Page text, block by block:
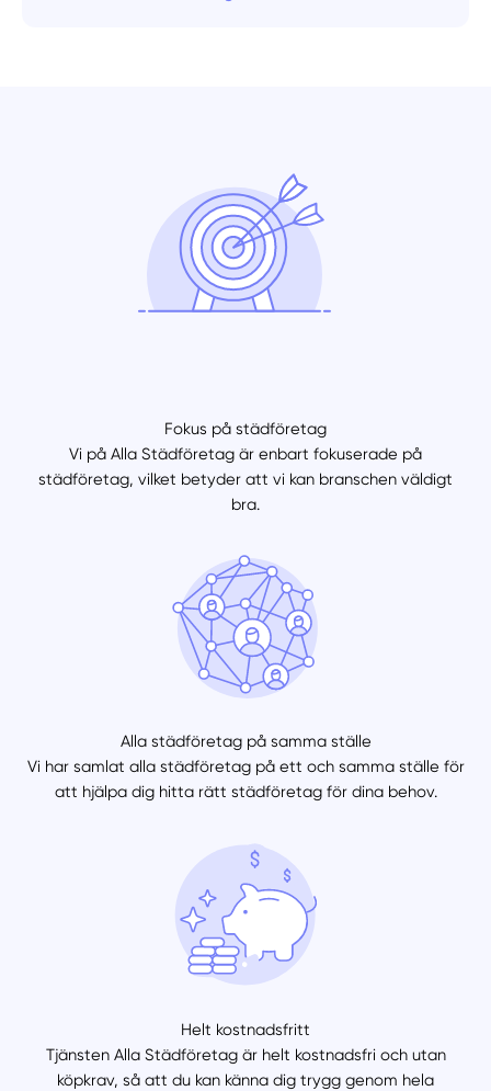
Fokus på städföretag
Vi på Alla Städföretag är enbart fokuserade på
städföretag, vilket betyder att vi kan branschen väldigt
bra.
Alla städföretag på samma ställe
Vi har samlat alla städföretag på ett och samma ställe för
att hjälpa dig hitta rätt städföretag för dina behov.
Helt kostnadsfritt
Tjänsten Alla Städföretag är helt kostnadsfri och utan
köpkrav, så att du kan känna dig trygg genom hela